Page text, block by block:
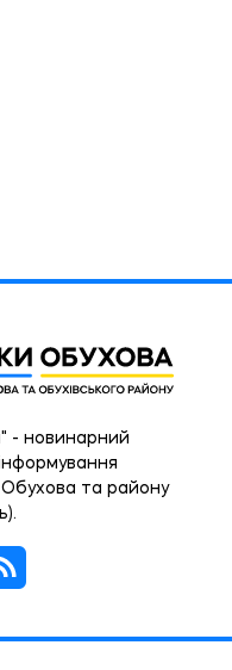
- новинарний
та району